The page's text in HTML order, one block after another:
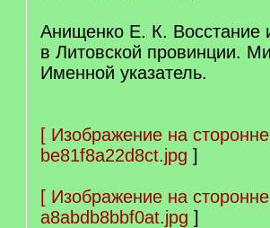
Анищенко Е. К. Восстание
в Литовской провинции.
Именной указатель.
[ Изображение на
be81f8a22d8ct.jpg ]
[ Изображение на
a8abdb8bbf0at.jpg ]